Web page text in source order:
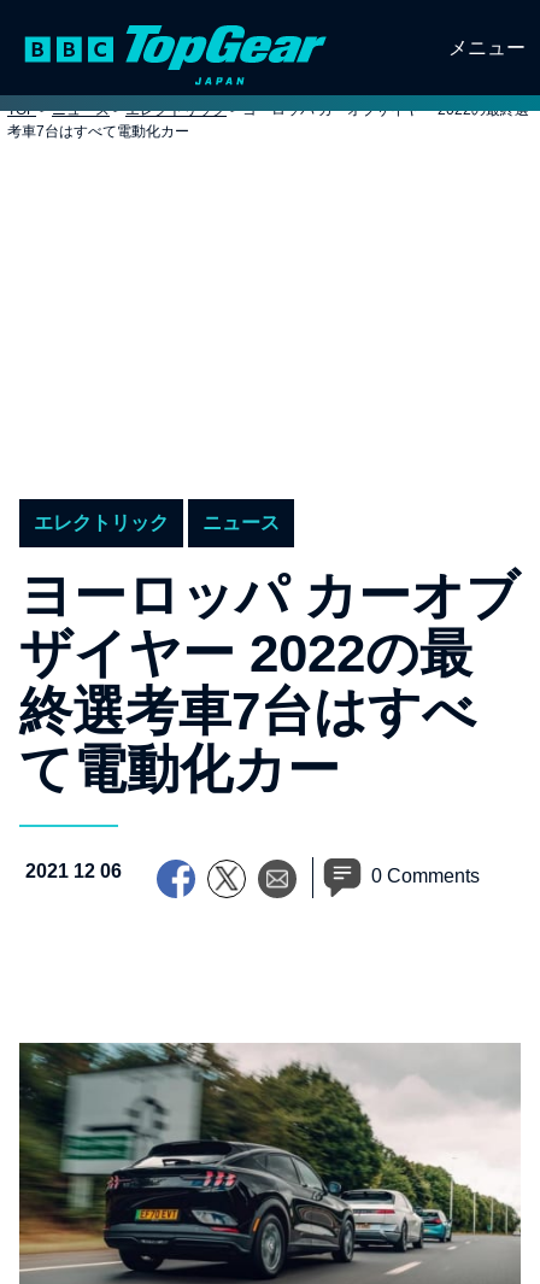
メニュー
TOP > ニュース > エレクトリック > ヨーロッパ カーオブザイヤー 2022の最終選
考車7台はすべて電動化カー
エレクトリック ニュース
ヨーロッパ カーオブ
ザイヤー 2022の最
終選考車7台はすべ
て電動化カー
2021 12 06 0 Comments